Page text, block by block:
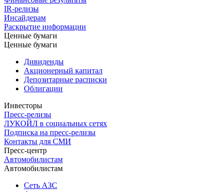
IR-релизы
Инсайдерам
Раскрытие информации
Ценные бумаги
Ценные бумаги
Дивиденды
Акционерный капитал
Депозитарные расписки
Облигации
Инвесторы
Пресс-релизы
ЛУКОЙЛ в социальных сетях
Подписка на пресс-релизы
Контакты для СМИ
Пресс-центр
Автомобилистам
Автомобилистам
Сеть АЗС